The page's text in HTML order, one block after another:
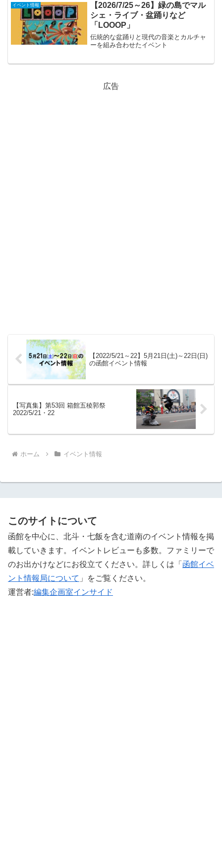
イベント情報
【2026/7/25～26】緑の島でマル
シェ・ライブ・盆踊りなど
「LOOOP」
伝統的な盆踊りと現代の音楽とカルチャ
ーを組み合わせたイベント
広告
【2022/5/21～22】5月21日(土)～22日(日)
の函館イベント情報
【写真集】第53回 箱館五稜郭祭
2022/5/21・22
ホーム イベント情報
このサイトについて
函館を中心に、北斗・七飯を含む道南のイベント情報を掲
載していきます。イベントレビューも多数。ファミリーで
のお出かけなどにお役立てください。詳しくは「 函館イベ
ント情報局について 」をご覧ください。 ‎
運営者:編集企画室インサイド